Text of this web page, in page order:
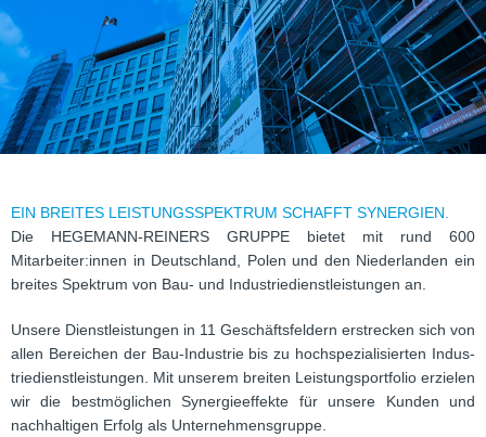
EIN BREITES LEISTUNGSSPEKTRUM SCHAFFT SYNERGIEN.
Die HEGEMANN-REINERS GRUPPE bie­tet mit rund 600
Mitarbeiter:innen in Deutsch­land, Polen und den Nie­der­lan­den ein
brei­tes Spek­trum von Bau- und Indus­trie­dienst­leis­tun­gen an.
Unsere Dienst­leis­tun­gen in 11 Geschäfts­fel­dern erstre­cken sich von
allen Berei­chen der Bau-Indus­trie bis zu hoch­spe­zia­li­sier­ten Indus­
trie­dienst­leis­tun­gen. Mit unse­rem brei­ten Leis­tungs­port­fo­lio erzie­len
wir die best­mög­li­chen Syn­er­gie­ef­fekte für unsere Kun­den und
nach­hal­ti­gen Erfolg als Unternehmensgruppe.